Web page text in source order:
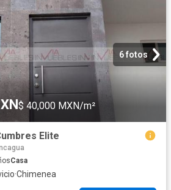
6 fotos
$ 40,000 MXN/m²
Elite
Casa
·Chimenea